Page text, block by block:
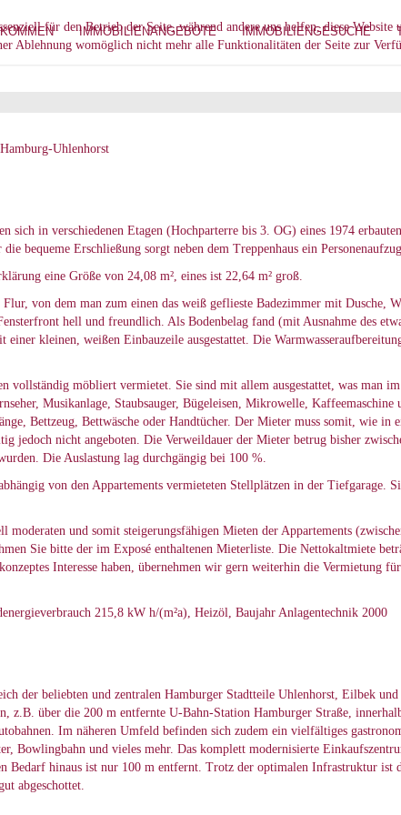
IMMOBILIENANGEBOTE IMMOBILIENGESUCHE
Uhlenhorst
sich in verschiedenen Etagen (Hochparterre bis 3. OG) eines 1974
bequeme Erschließung sorgt neben dem Treppenhaus ein
eine Größe von 24,08 m², eines ist 22,64 m² groß.
von dem man zum einen das weiß geflieste Badezimmer mit Dusche,
hell und freundlich. Als Bodenbelag fand (mit Ausnahme des
einer kleinen, weißen Einbauzeile ausgestattet. Die
vollständig möbliert vermietet. Sie sind mit allem ausgestattet, was man
Musikanlage, Staubsauger, Bügeleisen, Mikrowelle,
Bettzeug, Bettwäsche oder Handtücher. Der Mieter muss somit, wie
jedoch nicht angeboten. Die Verweildauer der Mieter betrug bisher
Die Auslastung lag durchgängig bei 100 %.
von den Appartements vermieteten Stellplätzen in der Tiefgarage.
moderaten und somit steigerungsfähigen Mieten der Appartements
Sie bitte der im Exposé enthaltenen Mieterliste. Die Nettokaltmiete
Interesse haben, übernehmen wir gern weiterhin die Vermietung
215,8 kW h/(m²a), Heizöl, Baujahr Anlagentechnik 2000
der beliebten und zentralen Hamburger Stadtteile Uhlenhorst, Eilbek
z.B. über die 200 m entfernte U-Bahn-Station Hamburger Straße,
Im näheren Umfeld befinden sich zudem ein vielfältiges
Bowlingbahn und vieles mehr. Das komplett modernisierte
Bedarf hinaus ist nur 100 m entfernt. Trotz der optimalen Infrastruktur ist
abgeschottet.
für den Betrieb der Seite, während andere uns helfen, diese
Ablehnung womöglich nicht mehr alle Funktionalitäten der Seite zur